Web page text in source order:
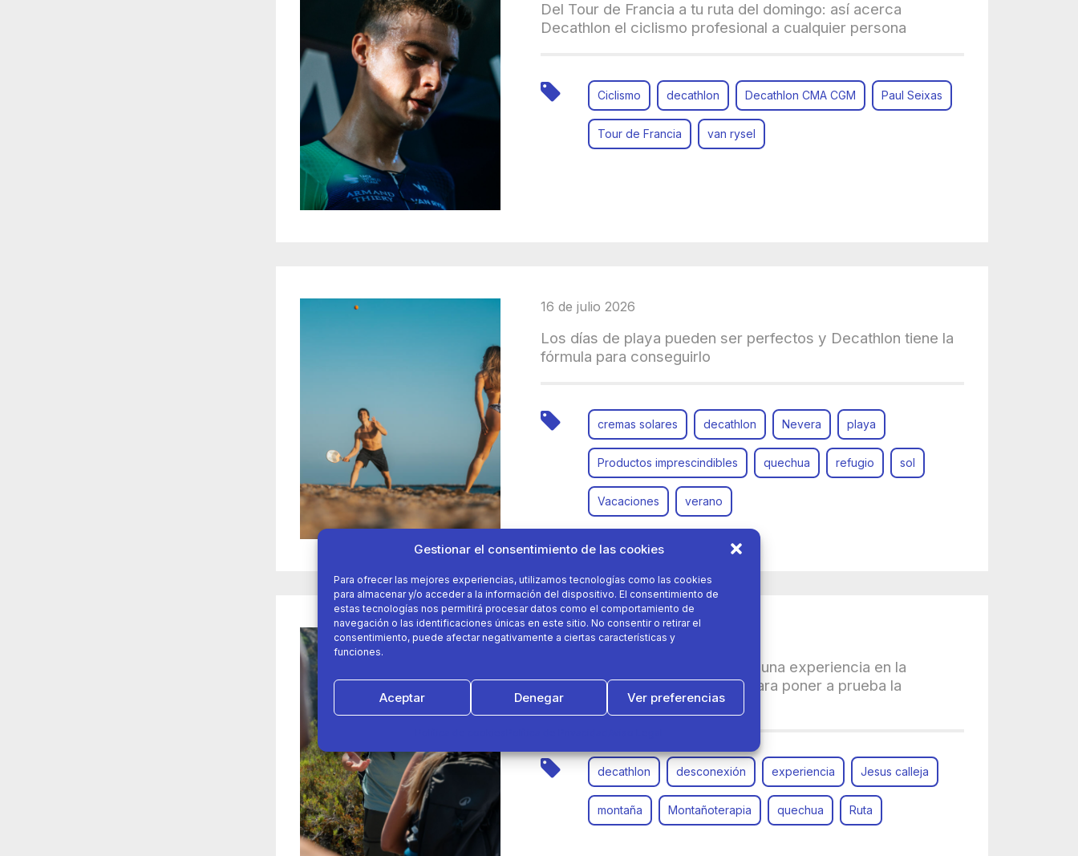
Gestionar el consentimiento de las cookies
Para ofrecer las mejores experiencias, utilizamos tecnologías como las cookies
para almacenar y/o acceder a la información del dispositivo. El consentimiento de
estas tecnologías nos permitirá procesar datos como el comportamiento de
navegación o las identificaciones únicas en este sitio. No consentir o retirar el
consentimiento, puede afectar negativamente a ciertas características y
funciones.
Aceptar Denegar Ver preferencias
Del Tour de Francia a tu ruta del domingo: así acerca
Decathlon el ciclismo profesional a cualquier persona
Ciclismo decathlon Decathlon CMA CGM Paul Seixas
Tour de Francia van rysel
16 de julio 2026
Los días de playa pueden ser perfectos y Decathlon tiene la
fórmula para conseguirlo
cremas solares decathlon Nevera playa
Productos imprescindibles quechua refugio sol
Vacaciones verano
07 de julio 2026
Decathlon reúne a 8 clientes en una experiencia en la
montaña junto a Jesús Calleja para poner a prueba la
“Montañoterapia”
decathlon desconexión experiencia Jesus calleja
montaña Montañoterapia quechua Ruta